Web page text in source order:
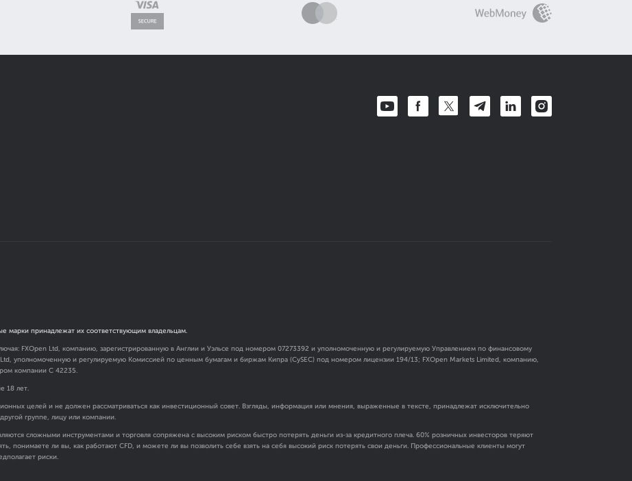
марки принадлежат их соответствующим владельцам.
FXOpen Ltd, компанию, зарегистрированную в Англии и Уэльсе под номером 07273392 и уполномоченную и регулируемую Управлением по финансовому
Ltd, уполномоченную и регулируемую Комиссией по ценным бумагам и биржам Кипра (CySEC) под номером лицензии 194/13; FXOpen Markets Limited, компанию,
компании C 42235.
18 лет.
целей и не должен рассматриваться как инвестиционный совет. Взгляды, информация или мнения, выраженные в тексте, принадлежат исключительно
группе, лицу или компании.
сложными инструментами и торговля сопряжена с высоким риском быстро потерять деньги из-за кредитного плеча. 60% розничных инвесторов теряют
понимаете ли вы, как работают CFD, и можете ли вы позволить себе взять на себя высокий риск потерять свои деньги. Профессиональные клиенты могут
риски.